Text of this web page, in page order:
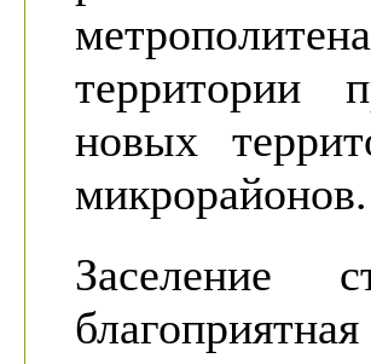
территории
новых
микрорайонов.
Заселение